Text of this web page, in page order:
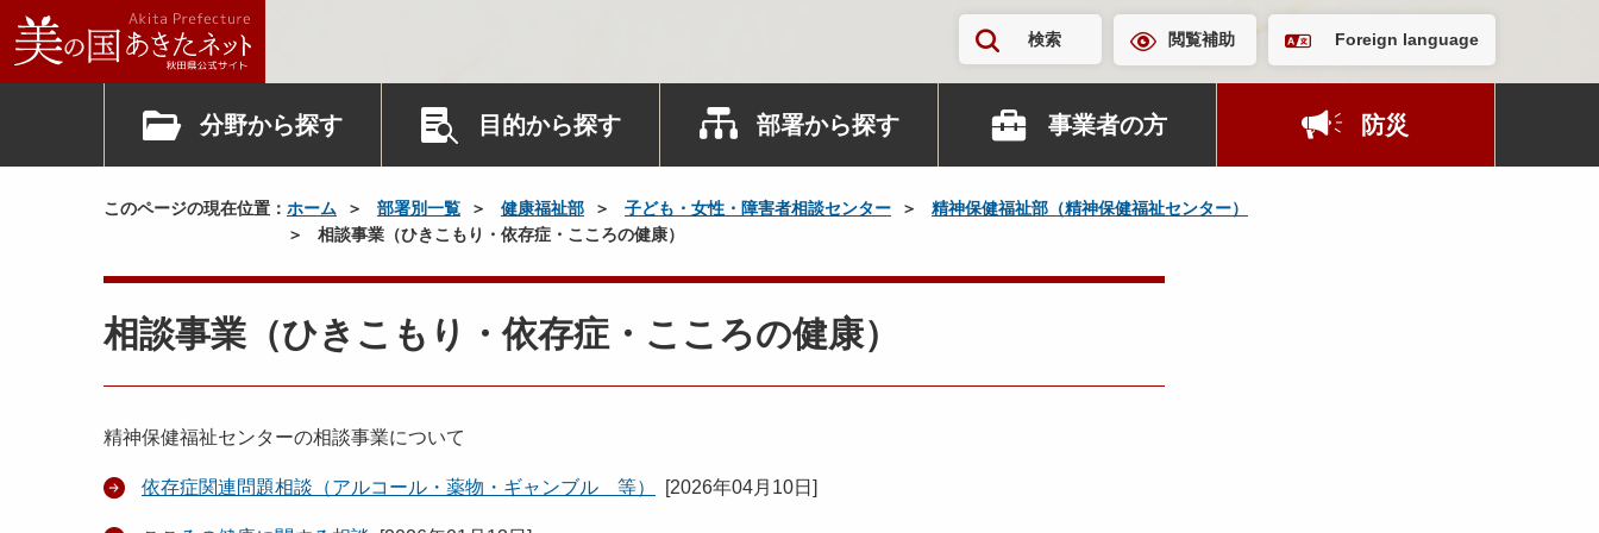
検索 閲覧補助 Foreign language
分野から探す 目的から探す 部署から探す 事業者の方 防災
このページの現在位置： ホーム 部署別一覧 健康福祉部 子ども・女性・障害者相談センター
精神保健福祉部（精神保健福祉センター）
相談事業（ひきこもり・依存症・こころの健康）
相談事業（ひきこもり・依存症・こころの健康）
精神保健福祉センターの相談事業について
依存症関連問題相談（アルコール・薬物・ギャンブル 等） [2026年04月10日 ]